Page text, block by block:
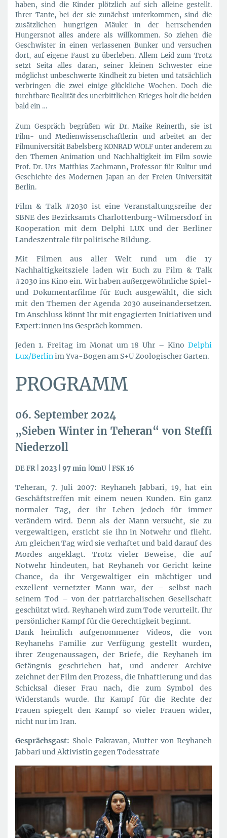
haben, sind die Kinder plötzlich auf sich alleine gestellt.
Ihrer Tante, bei der sie zunächst unterkommen, sind die
zusätzlichen hungrigen Mäuler in der herrschenden
Hungersnot alles andere als willkommen. So ziehen die
Geschwister in einen verlassenen Bunker und versuchen
dort, auf eigene Faust zu überleben. Allem Leid zum Trotz
setzt Seita alles daran, seiner kleinen Schwester eine
möglichst unbeschwerte Kindheit zu bieten und tatsächlich
verbringen die zwei einige glückliche Wochen. Doch die
furchtbare Realität des unerbittlichen Krieges holt die beiden
bald ein …
Zum Gespräch begrüßen wir Dr. Maike Reinerth, sie ist
Film- und Medienwissenschaftlerin und arbeitet an der
Filmuniversität Babelsberg KONRAD WOLF unter anderem zu
den Themen Animation und Nachhaltigkeit im Film sowie
Prof. Dr. Urs Matthias Zachmann, Professor für Kultur und
Geschichte des Modernen Japan an der Freien Universität
Berlin.
Film & Talk #2030 ist eine Veranstaltungsreihe der
SBNE des Bezirksamts Charlottenburg-Wilmersdorf in
Kooperation mit dem Delphi LUX und der Berliner
Landeszentrale für politische Bildung.
Mit Filmen aus aller Welt rund um die 17
Nachhaltigkeitsziele laden wir Euch zu Film & Talk
#2030 ins Kino ein. Wir haben außergewöhnliche Spiel-
und Dokumentarfilme für Euch ausgewählt, die sich
mit den Themen der Agenda 2030 auseinandersetzen.
Im Anschluss könnt Ihr mit engagierten Initiativen und
Expert:innen ins Gespräch kommen.
Jeden 1. Freitag im Monat um 18 Uhr – Kino Delphi
Lux/Berlinim Yva-Bogen am S+U Zoologischer Garten.
PROGRAMM
06. September 2024
„Sieben Winter in Teheran“ von Steffi
Niederzoll
DE FR | 2023 | 97 min |OmU | FSK 16
Teheran, 7. Juli 2007: Reyhaneh Jabbari, 19, hat ein
Geschäftstreffen mit einem neuen Kunden. Ein ganz
normaler Tag, der ihr Leben jedoch für immer
verändern wird. Denn als der Mann versucht, sie zu
vergewaltigen, ersticht sie ihn in Notwehr und flieht.
Am gleichen Tag wird sie verhaftet und bald darauf des
Mordes angeklagt. Trotz vieler Beweise, die auf
Notwehr hindeuten, hat Reyhaneh vor Gericht keine
Chance, da ihr Vergewaltiger ein mächtiger und
exzellent vernetzter Mann war, der – selbst nach
seinem Tod – von der patriarchalischen Gesellschaft
geschützt wird. Reyhaneh wird zum Tode verurteilt. Ihr
persönlicher Kampf für die Gerechtigkeit beginnt.
Dank heimlich aufgenommener Videos, die von
Reyhanehs Familie zur Verfügung gestellt wurden,
ihrer Zeugenaussagen, der Briefe, die Reyhaneh im
Gefängnis geschrieben hat, und anderer Archive
zeichnet der Film den Prozess, die Inhaftierung und das
Schicksal dieser Frau nach, die zum Symbol des
Widerstands wurde. Ihr Kampf für die Rechte der
Frauen spiegelt den Kampf so vieler Frauen wider,
nicht nur im Iran.
Gesprächsgast: Shole Pakravan, Mutter von Reyhaneh
Jabbari und Aktivistin gegen Todesstrafe